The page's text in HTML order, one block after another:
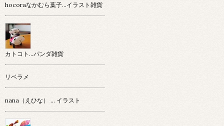
hocoraなかむら葉子…イラスト雑貨
カトコト…パンダ雑貨
リベラメ
nana（えひな） … イラスト